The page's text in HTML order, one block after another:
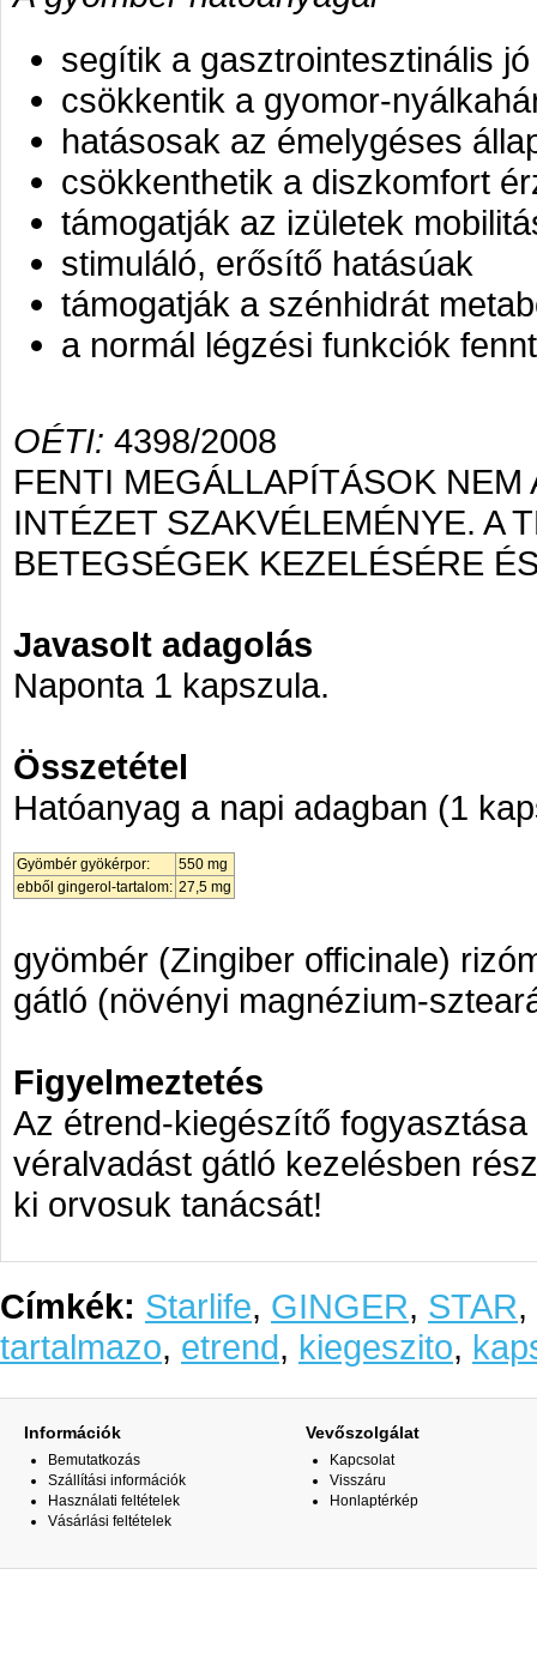
segítik a gasztrointesztinális
csökkentik a gyomor-
hatásosak az émelygéses
csökkenthetik a diszkomfort
támogatják az izületek
stimuláló, erősítő hatásúak
támogatják a szénhidrát
a normál légzési funkciók
OÉTI: 4398/2008
FENTI MEGÁLLAPÍTÁSOK
INTÉZET SZAKVÉLEMÉNYE. A
BETEGSÉGEK KEZELÉSÉRE
Javasolt adagolás
Naponta 1 kapszula.
Összetétel
Hatóanyag a napi adagban (1
Gyömbér gyökérpor:
550 mg
ebből gingerol-tartalom: 27,5 mg
gyömbér (Zingiber officinale)
gátló (növényi magnézium-
Figyelmeztetés
Az étrend-kiegészítő
véralvadást gátló kezelésben
ki orvosuk tanácsát!
Címkék: Starlife, GINGER, STAR,
tartalmazo, etrend, kiegeszito,
Információk
Bemutatkozás
Szállítási információk
Használati feltételek
Vásárlási feltételek
Vevőszolgálat
Kapcsolat
Visszáru
Honlaptérkép